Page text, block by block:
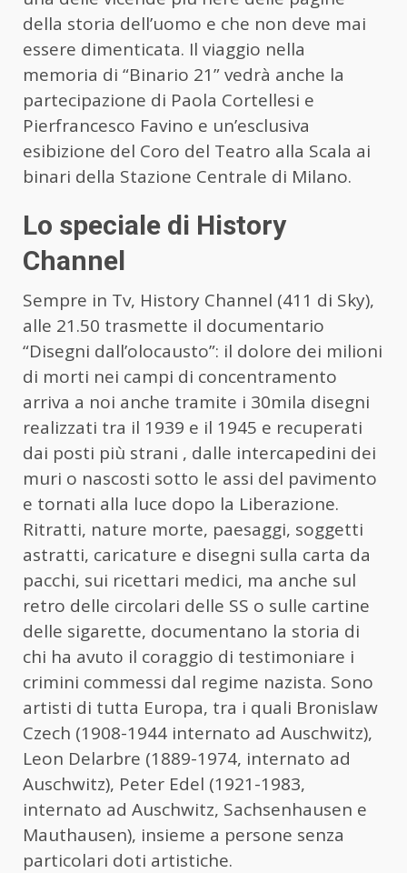
della storia dell’uomo e che non deve mai
essere dimenticata. Il viaggio nella
memoria di “Binario 21” vedrà anche la
partecipazione di Paola Cortellesi e
Pierfrancesco Favino e un’esclusiva
esibizione del Coro del Teatro alla Scala ai
binari della Stazione Centrale di Milano.
Lo speciale di History
Channel
Sempre in Tv, History Channel (411 di Sky),
alle 21.50 trasmette il documentario
“Disegni dall’olocausto”: il dolore dei milioni
di morti nei campi di concentramento
arriva a noi anche tramite i 30mila disegni
realizzati tra il 1939 e il 1945 e recuperati
dai posti più strani , dalle intercapedini dei
muri o nascosti sotto le assi del pavimento
e tornati alla luce dopo la Liberazione.
Ritratti, nature morte, paesaggi, soggetti
astratti, caricature e disegni sulla carta da
pacchi, sui ricettari medici, ma anche sul
retro delle circolari delle SS o sulle cartine
delle sigarette, documentano la storia di
chi ha avuto il coraggio di testimoniare i
crimini commessi dal regime nazista. Sono
artisti di tutta Europa, tra i quali Bronislaw
Czech (1908-1944 internato ad Auschwitz),
Leon Delarbre (1889-1974, internato ad
Auschwitz), Peter Edel (1921-1983,
internato ad Auschwitz, Sachsenhausen e
Mauthausen), insieme a persone senza
particolari doti artistiche.